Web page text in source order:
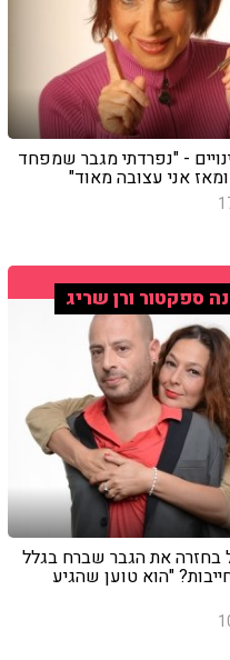
- "נפרדתי מגבר שמפחד
אני עצובה מאוד"
ספקטור ורן שריג
את הגבר שברח בגלל
"הוא טוען שהגיע